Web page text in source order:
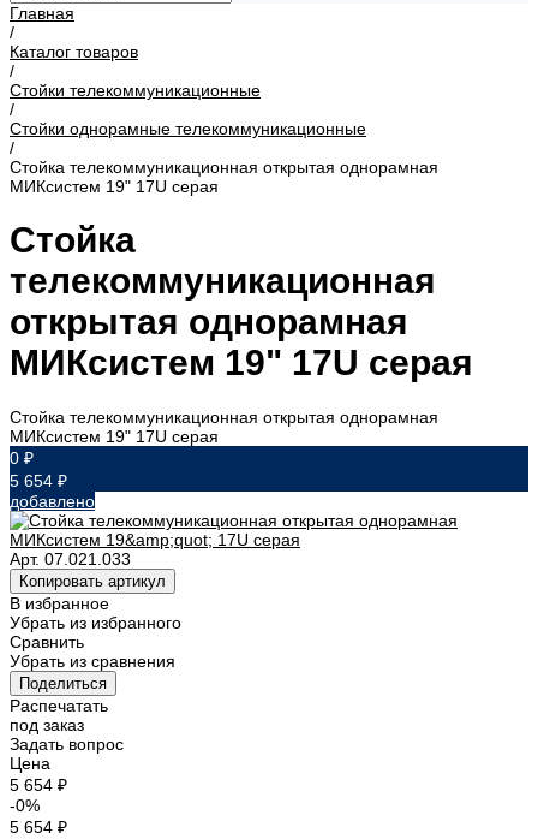
Главная
/
Каталог товаров
/
Стойки телекоммуникационные
/
Стойки однорамные телекоммуникационные
/
Стойка телекоммуникационная открытая однорамная
МИКсистем 19" 17U серая
Стойка
телекоммуникационная
открытая однорамная
МИКсистем 19" 17U серая
Стойка телекоммуникационная открытая однорамная
МИКсистем 19" 17U серая
0 ₽
5 654 ₽
добавлено
Арт. 07.021.033
Копировать артикул
В избранное
Убрать из избранного
Сравнить
Убрать из сравнения
Поделиться
Распечатать
под заказ
Задать вопрос
Цена
5 654 ₽
-0%
5 654 ₽